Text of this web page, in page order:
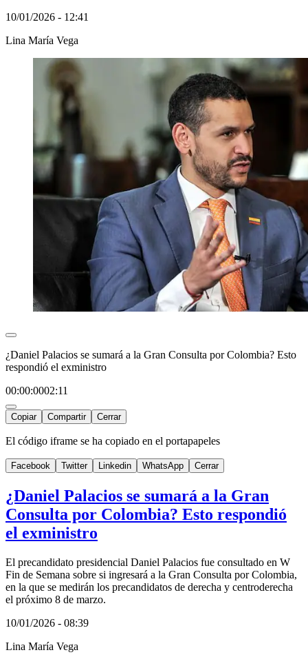
10/01/2026 - 12:41
Lina María Vega
¿Daniel Palacios se sumará a la Gran Consulta por Colombia? Esto
respondió el exministro
00:00:0002:11
Copiar Compartir Cerrar
El código iframe se ha copiado en el portapapeles
Facebook Twitter Linkedin WhatsApp Cerrar
¿Daniel Palacios se sumará a la Gran
Consulta por Colombia? Esto respondió
el exministro
El precandidato presidencial Daniel Palacios fue consultado en W
Fin de Semana sobre si ingresará a la Gran Consulta por Colombia,
en la que se medirán los precandidatos de derecha y centroderecha
el próximo 8 de marzo.
10/01/2026 - 08:39
Lina María Vega